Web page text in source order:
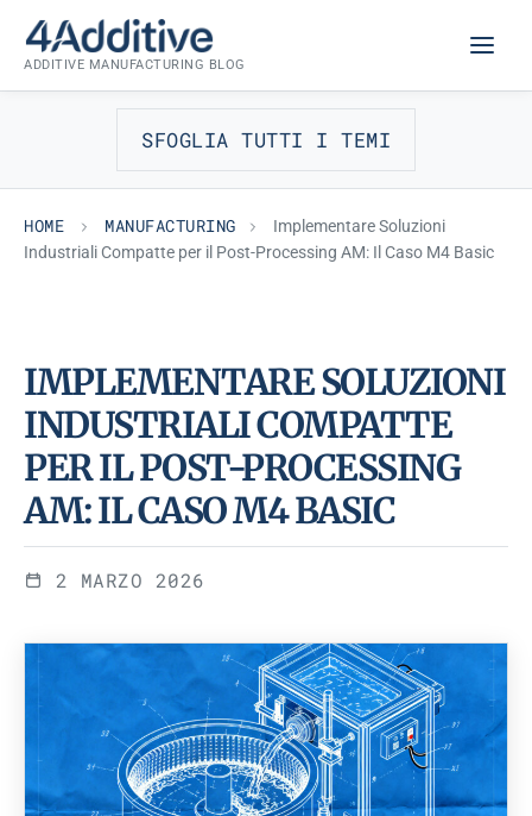
content
ADDITIVE MANUFACTURING BLOG
SFOGLIA TUTTI I TEMI
HOME MANUFACTURING
Implementare Soluzioni
Industriali Compatte per il Post-Processing AM: Il Caso M4 Basic
MANUFACTURING
IMPLEMENTARE SOLUZIONI
INDUSTRIALI COMPATTE
PER IL POST-PROCESSING
AM: IL CASO M4 BASIC
2 MARZO 2026